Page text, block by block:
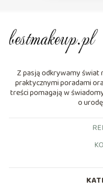
Z pasją odkrywamy świat
praktycznymi poradami
treści pomagają w
o